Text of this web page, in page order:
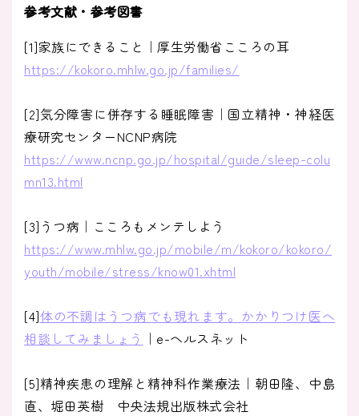
参考文献・参考図書
[1]家族にできること｜厚生労働省こころの耳
https://kokoro.mhlw.go.jp/families/
[2]気分障害に併存する睡眠障害｜国立精神・神経医
療研究センターNCNP病院
https://www.ncnp.go.jp/hospital/guide/sleep-colu
mn13.html
[3]うつ病｜こころもメンテしよう
https://www.mhlw.go.jp/mobile/m/kokoro/kokoro/
youth/mobile/stress/know01.xhtml
[4]体の不調はうつ病でも現れます。かかりつけ医へ
相談してみましょう ｜e-ヘルスネット
[5]精神疾患の理解と精神科作業療法｜朝田隆、中島
直、堀田英樹 中央法規出版株式会社